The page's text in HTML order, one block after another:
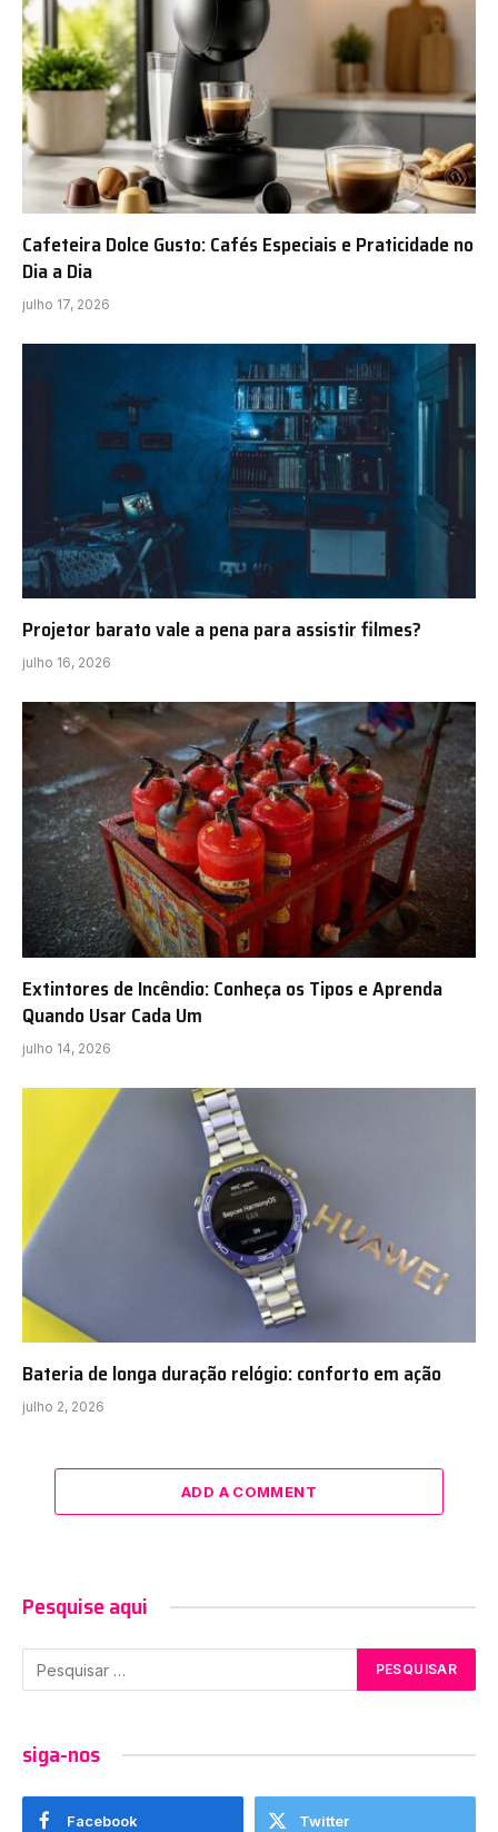
Cafeteira Dolce Gusto: Cafés Especiais e Praticidade no
Dia a Dia
julho 17, 2026
Projetor barato vale a pena para assistir filmes?
julho 16, 2026
Extintores de Incêndio: Conheça os Tipos e Aprenda
Quando Usar Cada Um
julho 14, 2026
Bateria de longa duração relógio: conforto em ação
julho 2, 2026
ADD A COMMENT
Pesquise aqui
siga-nos
Facebook Twitter